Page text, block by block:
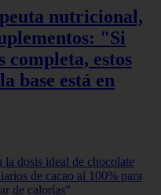
nutricional,
"Si
completa, estos
base está en